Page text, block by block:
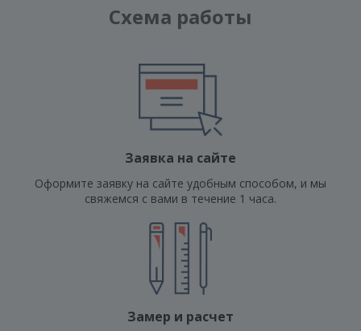
Схема работы
Заявка на сайте
Оформите заявку на сайте удобным способом, и мы
свяжемся с вами в течение 1 часа.
Замер и расчет